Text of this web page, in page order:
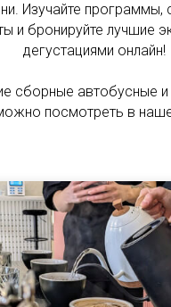
Изучайте программы,
и бронируйте лучшие
дегустациями онлайн!
сборные автобусные
посмотреть в